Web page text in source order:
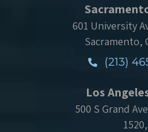
601 University
Sacramento,
(213)
Los
500 S Grand
1520,